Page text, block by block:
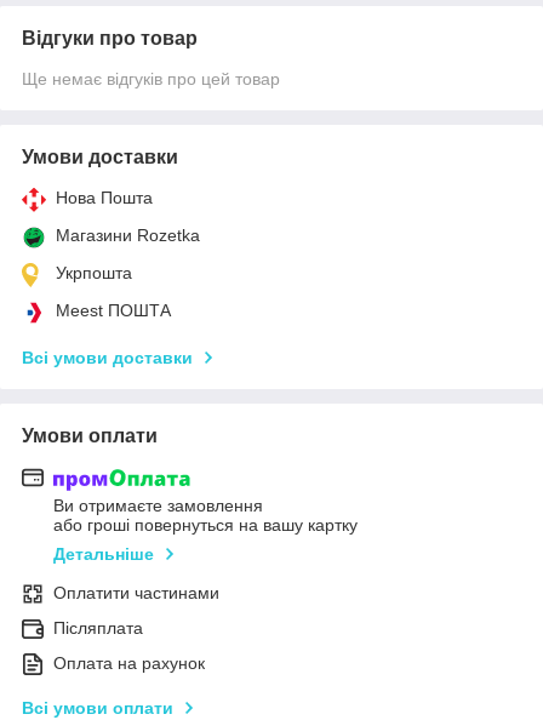
Відгуки про товар
Ще немає відгуків про цей товар
Умови доставки
Нова Пошта
Магазини Rozetka
Укрпошта
Meest ПОШТА
Всі умови доставки
Умови оплати
Ви отримаєте замовлення
або гроші повернуться на вашу картку
Детальніше
Оплатити частинами
Післяплата
Оплата на рахунок
Всі умови оплати